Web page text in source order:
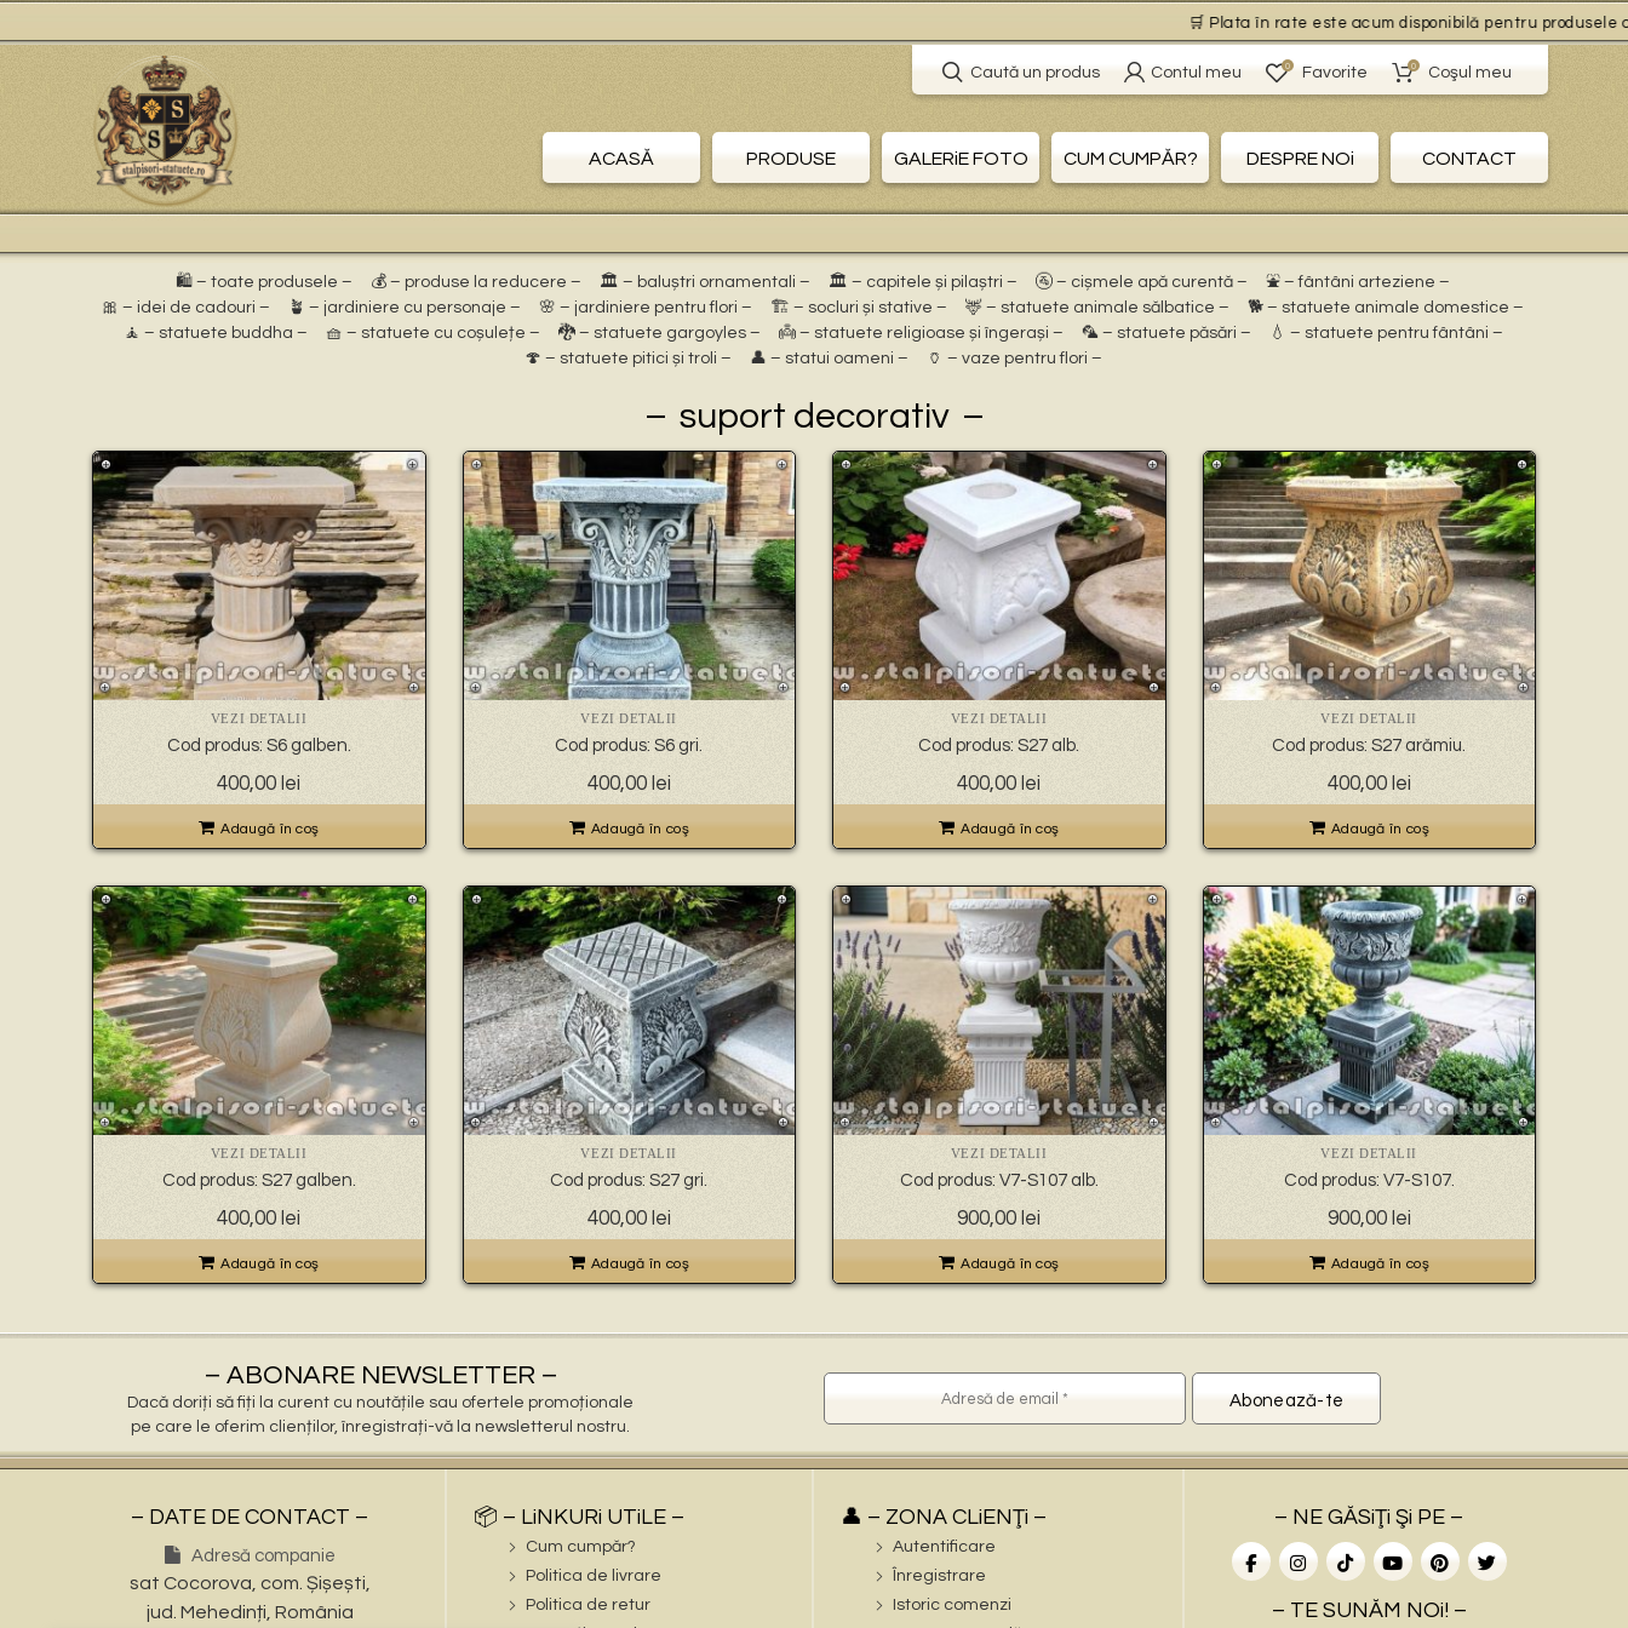
🛒 Plata în rate este acum disponibilă pentru produsele cu
Caută un produs Contul meu 0 Favorite 0 Coşul meu
ACASĂ PRODUSE GALERiE FOTO CUM CUMPĂR? DESPRE NOi CONTACT
🛍️ – toate produsele – 💰 – produse la reducere – 🏛 – baluștri ornamentali – 🏛 – capitele și pilaștri – 🚰 – cișmele apă curentă –
⛲ – fântâni arteziene –
🎀 – idei de cadouri –
🪴 – jardiniere cu personaje – 🌸 – jardiniere pentru flori – 🏗 – socluri și stative – 🦌 – statuete animale sălbatice –
🐕 – statuete animale domestice –
🧘 – statuete buddha –
🧺 – statuete cu coșulețe – 🐉 – statuete gargoyles – 👼 – statuete religioase și îngerași – 🦜 – statuete păsări –
💧 – statuete pentru fântâni –
🍄 – statuete pitici și troli –
👤 – statui oameni – 🏺 – vaze pentru flori –
suport decorativ
VEZI DETALII
Cod produs: S6 galben.
400,00 lei
Adaugă în coş
VEZI DETALII
Cod produs: S6 gri.
400,00 lei
Adaugă în coş
VEZI DETALII
Cod produs: S27 alb.
400,00 lei
Adaugă în coş
VEZI DETALII
Cod produs: S27 arămiu.
400,00 lei
Adaugă în coş
VEZI DETALII
Cod produs: S27 galben.
400,00 lei
Adaugă în coş
VEZI DETALII
Cod produs: S27 gri.
400,00 lei
Adaugă în coş
VEZI DETALII
Cod produs: V7-S107 alb.
900,00 lei
Adaugă în coş
VEZI DETALII
Cod produs: V7-S107.
900,00 lei
Adaugă în coş
– ABONARE NEWSLETTER –
Dacă doriți să fiți la curent cu noutățile sau ofertele promoționale
pe care le oferim clienților, înregistrați-vă la newsletterul nostru.
– DATE DE CONTACT –
Adresă companie
sat Cocorova, com. Șișești,
jud. Mehedinți, România
📦 – LiNKURi UTiLE –
Cum cumpăr?
Politica de livrare
Politica de retur
👤 – ZONA CLiENŢi –
Autentificare
Înregistrare
Istoric comenzi
– NE GĂSiŢi Şi PE –
– TE SUNĂM NOi! –